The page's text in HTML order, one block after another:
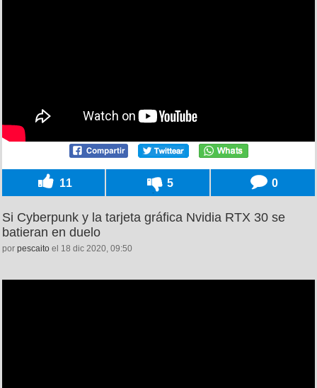
11 5 0
Si Cyberpunk y la tarjeta gráfica Nvidia RTX 30 se
batieran en duelo
por pescaito el 18 dic 2020, 09:50